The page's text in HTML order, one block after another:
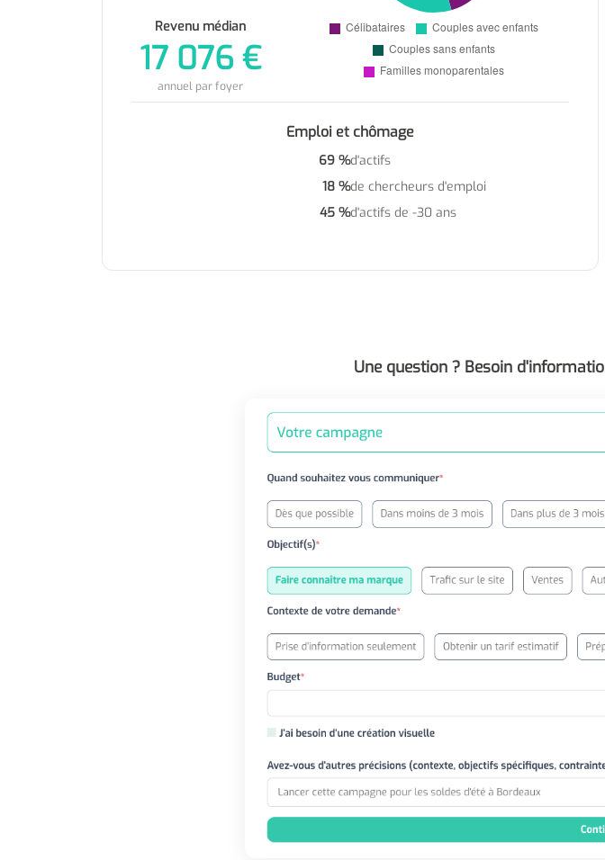
Revenu médian
17 076 €
annuel par foyer
Emploi et chômage
69 %d'actifs
18 %de chercheurs d'emploi
45 %d'actifs de -30 ans
Une question ? Besoin